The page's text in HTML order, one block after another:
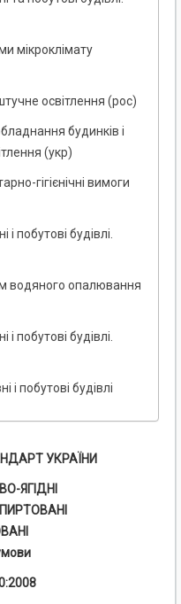
мікроклімату
освітлення (рос)
будинків і
(укр)
гігієнічні вимоги
побутові будівлі.
водяного опалювання
побутові будівлі.
і побутові будівлі
УКРАЇНИ
ЯГІДНІ